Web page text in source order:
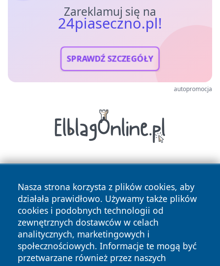
Zareklamuj się na
24piaseczno.pl!
SPRAWDŹ SZCZEGÓŁY
autopromocja
Nasza strona korzysta z plików cookies, aby
działała prawidłowo. Używamy także plików
cookies i podobnych technologii od
zewnętrznych dostawców w celach
analitycznych, marketingowych i
społecznościowych. Informacje te mogą być
przetwarzane również przez naszych
Copyright © 2026 24piaseczno.pl Wszystkie prawa
zastrzeżone.